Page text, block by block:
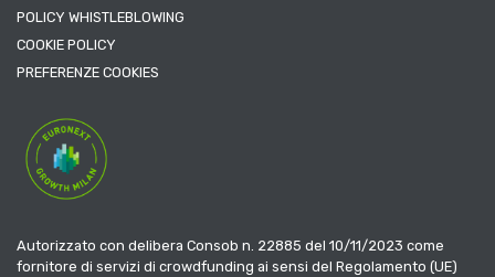
POLICY WHISTLEBLOWING
COOKIE POLICY
PREFERENZE COOKIES
Autorizzato con delibera Consob n. 22885 del 10/11/2023 come
fornitore di servizi di crowdfunding ai sensi del Regolamento (UE)